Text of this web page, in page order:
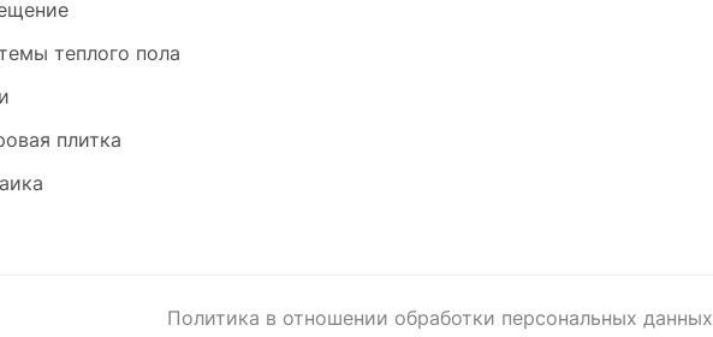
теплого пола
плитка
Политика в отношении обработки персональных данных